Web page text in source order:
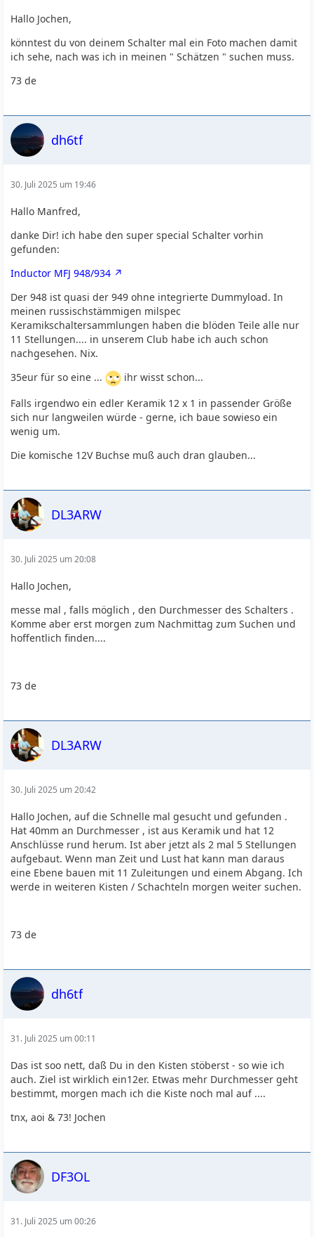
Hallo Jochen,
könntest du von deinem Schalter mal ein Foto machen damit
ich sehe, nach was ich in meinen " Schätzen " suchen muss.
73 de
dh6tf
30. Juli 2025 um 19:46
Hallo Manfred,
danke Dir! ich habe den super special Schalter vorhin
gefunden:
Inductor MFJ 948/934
Der 948 ist quasi der 949 ohne integrierte Dummyload. In
meinen russischstämmigen milspec
Keramikschaltersammlungen haben die blöden Teile alle nur
11 Stellungen.... in unserem Club habe ich auch schon
nachgesehen. Nix.
35eur für so eine ...
ihr wisst schon...
Falls irgendwo ein edler Keramik 12 x 1 in passender Größe
sich nur langweilen würde - gerne, ich baue sowieso ein
wenig um.
Die komische 12V Buchse muß auch dran glauben...
DL3ARW
30. Juli 2025 um 20:08
Hallo Jochen,
messe mal , falls möglich , den Durchmesser des Schalters .
Komme aber erst morgen zum Nachmittag zum Suchen und
hoffentlich finden....
73 de
DL3ARW
30. Juli 2025 um 20:42
Hallo Jochen, auf die Schnelle mal gesucht und gefunden .
Hat 40mm an Durchmesser , ist aus Keramik und hat 12
Anschlüsse rund herum. Ist aber jetzt als 2 mal 5 Stellungen
aufgebaut. Wenn man Zeit und Lust hat kann man daraus
eine Ebene bauen mit 11 Zuleitungen und einem Abgang. Ich
werde in weiteren Kisten / Schachteln morgen weiter suchen.
73 de
dh6tf
31. Juli 2025 um 00:11
Das ist soo nett, daß Du in den Kisten stöberst - so wie ich
auch. Ziel ist wirklich ein12er. Etwas mehr Durchmesser geht
bestimmt, morgen mach ich die Kiste noch mal auf ....
tnx, aoi & 73! Jochen
DF3OL
31. Juli 2025 um 00:26